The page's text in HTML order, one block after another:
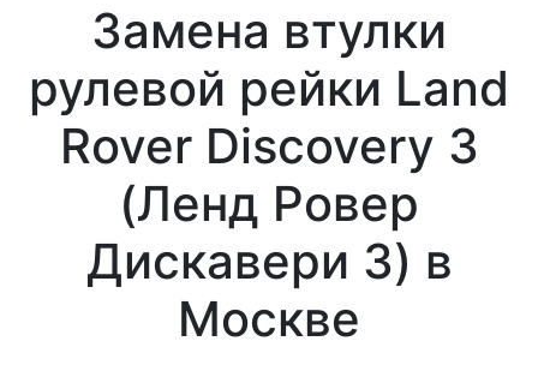
Замена втулки
рулевой рейки Land
Rover Discovery 3
(Ленд Ровер
Дискавери 3) в
Москве